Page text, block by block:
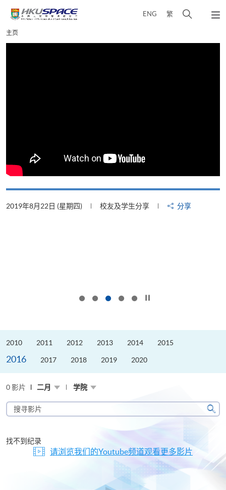
content
ENG 繁
弹
Main
content
主页
2019年8月22日 (星期四) 校友及学生分享 分享
2010 2011 2012 2013 2014 2015
2016 2017 2018 2019 2020
0 影片 二月 学院
搜
寻
片
搜
找不到纪录
请浏览我们的Youtube频道观看更多影片